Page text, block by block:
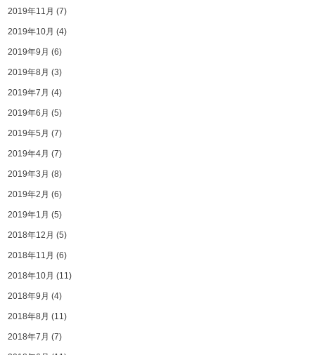
2019年11月 (7)
2019年10月 (4)
2019年9月 (6)
2019年8月 (3)
2019年7月 (4)
2019年6月 (5)
2019年5月 (7)
2019年4月 (7)
2019年3月 (8)
2019年2月 (6)
2019年1月 (5)
2018年12月 (5)
2018年11月 (6)
2018年10月 (11)
2018年9月 (4)
2018年8月 (11)
2018年7月 (7)